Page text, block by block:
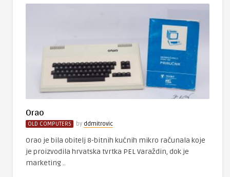
Orao
OLD COMPUTERS by ddmitrovic
Orao je bila obitelj 8-bitnih kućnih mikro računala koje
je proizvodila hrvatska tvrtka PEL Varaždin, dok je
marketing ..